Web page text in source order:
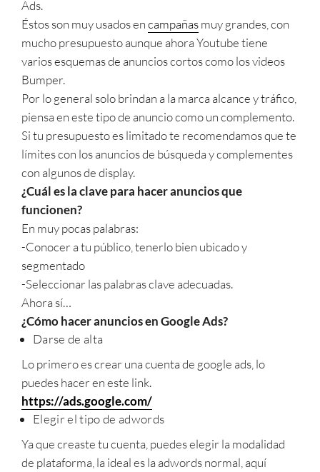
Ads.
Éstos son muy usados encampañasmuy grandes, con
mucho presupuesto aunque ahora Youtube tiene
varios esquemas de anuncios cortos como los videos
Bumper.
Por lo general solo brindan a la marca alcance y tráfico,
piensa en este tipo de anuncio como un complemento.
Si tu presupuesto es limitado te recomendamos que te
límites con los anuncios de búsqueda y complementes
con algunos de display.
¿Cuál es la clave para hacer anuncios que
funcionen?
En muy pocas palabras:
-Conocer a tu público, tenerlo bien ubicado y
segmentado
-Seleccionar las palabras clave adecuadas.
Ahora sí…
¿Cómo hacer anuncios en Google Ads?
Darse de alta
Lo primero es crear una cuenta de google ads, lo
puedes hacer en este link.
https://ads.google.com/
Elegir el tipo de adwords
Ya que creaste tu cuenta, puedes elegir la modalidad
de plataforma, la ideal es la adwords normal, aquí